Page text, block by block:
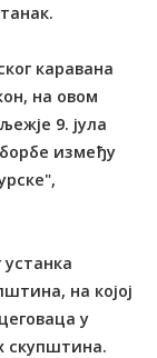
каравана
на овом
9. јула
између
устанка
на којој
у
скупштина.